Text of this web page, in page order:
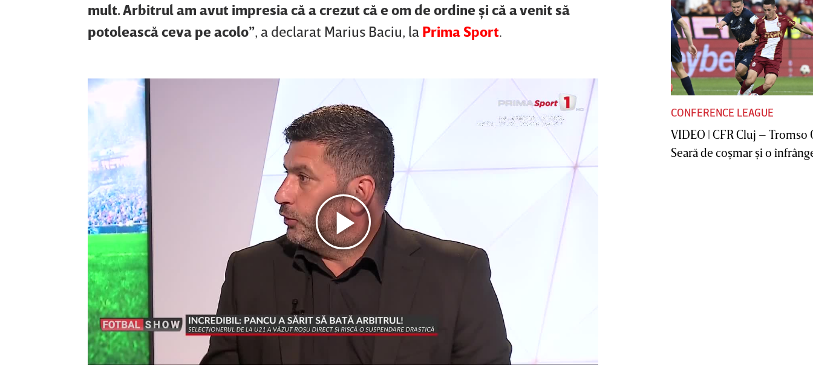
mult. Arbitrul am avut impresia că a crezut că e om de ordine şi că a venit să
potolească ceva pe acolo”, a declarat Marius Baciu, la Prima Sport.
CONFERENCE LEAGUE
VIDEO | CFR Cluj – Tromso
Seară de coşmar şi o